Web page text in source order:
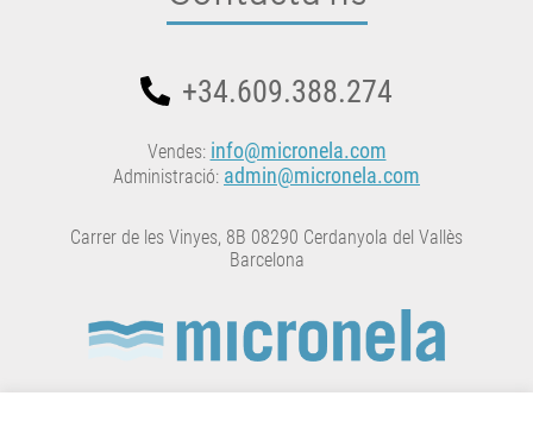
+34.609.388.274
Vendes: info@micronela.com
Administració: admin@micronela.com
Carrer de les Vinyes, 8B 08290 Cerdanyola del Vallès
Barcelona